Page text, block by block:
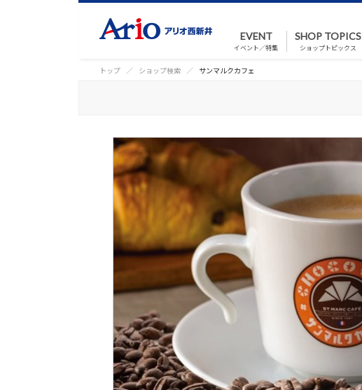
EVENT
イベント／特集
SHOP TOPICS
ショップトピックス
トップ ショップ検索 サンマルクカフェ